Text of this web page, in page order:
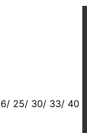
25/ 30/ 33/ 40